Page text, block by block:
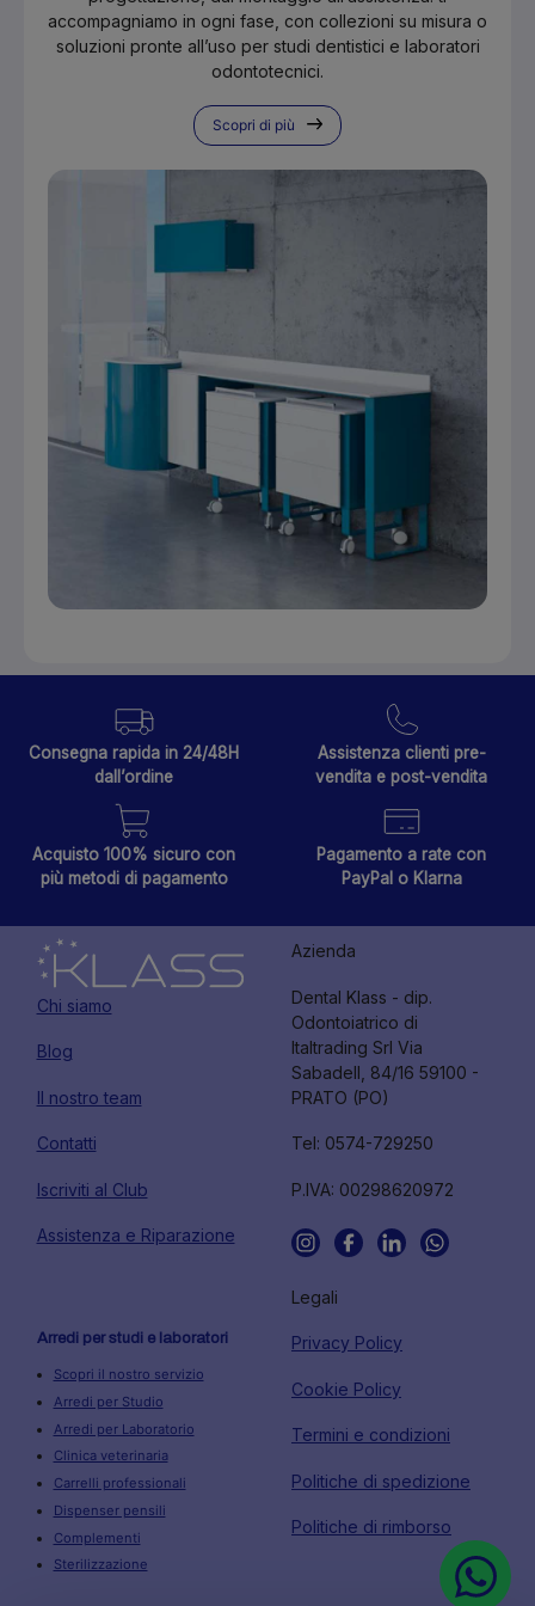
accompagniamo in ogni fase, con collezioni su misura o
soluzioni pronte all’uso per studi dentistici e laboratori
odontotecnici.
Scopri di più
Consegna rapida in 24/48H
dall’ordine
Assistenza clienti pre-
vendita e post-vendita
Acquisto 100% sicuro con
più metodi di pagamento
Pagamento a rate con
PayPal o Klarna
Chi siamo
Blog
Il nostro team
Contatti
Iscriviti al Club
Assistenza e Riparazione
Azienda
Dental Klass - dip.
Odontoiatrico di
Italtrading Srl Via
Sabadell, 84/16 59100 -
PRATO (PO)
Tel: 0574-729250
P.IVA: 00298620972
Arredi per studi e laboratori
Scopri il nostro servizio
Arredi per Studio
Arredi per Laboratorio
Clinica veterinaria
Carrelli professionali
Dispenser pensili
Complementi
Sterilizzazione
Legali
Privacy Policy
Cookie Policy
Termini e condizioni
Politiche di spedizione
Politiche di rimborso